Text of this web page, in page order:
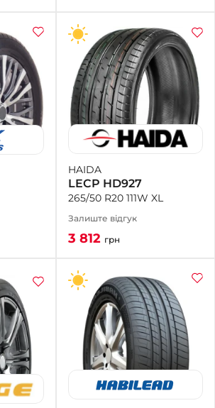
HAIDA
LECP HD927
265/50 R20 111W XL
Залиште відгук
3 812 грн